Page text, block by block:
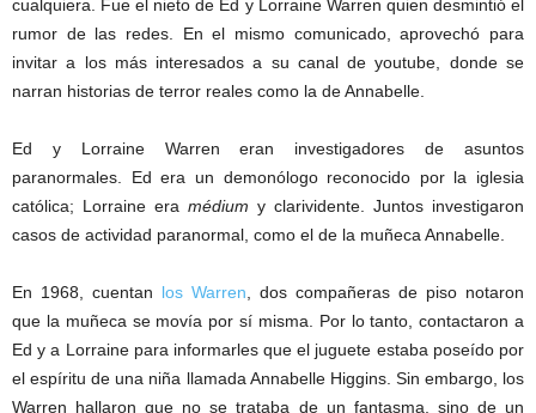
cualquiera. Fue el nieto de Ed y Lorraine Warren quien desmintió el
rumor de las redes. En el mismo comunicado, aprovechó para
invitar a los más interesados a su canal de youtube, donde se
narran historias de terror reales como la de Annabelle.
Ed y Lorraine Warren eran investigadores de asuntos
paranormales. Ed era un demonólogo reconocido por la iglesia
católica; Lorraine era médium y clarividente. Juntos investigaron
casos de actividad paranormal, como el de la muñeca Annabelle.
En 1968, cuentan los Warren , dos compañeras de piso notaron
que la muñeca se movía por sí misma. Por lo tanto, contactaron a
Ed y a Lorraine para informarles que el juguete estaba poseído por
el espíritu de una niña llamada Annabelle Higgins. Sin embargo, los
Warren hallaron que no se trataba de un fantasma, sino de un